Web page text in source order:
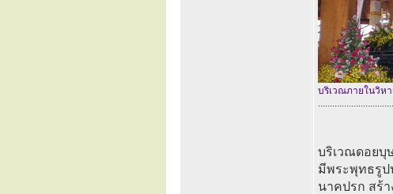
บริเวณภายในวิห
บริเวณดอยบุ
มีพระพุทธรูป
นาคปรก สร้